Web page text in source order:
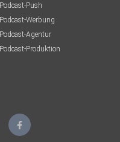
Podcast-Push
Podcast-Werbung
Podcast-Agentur
Podcast-Produktion